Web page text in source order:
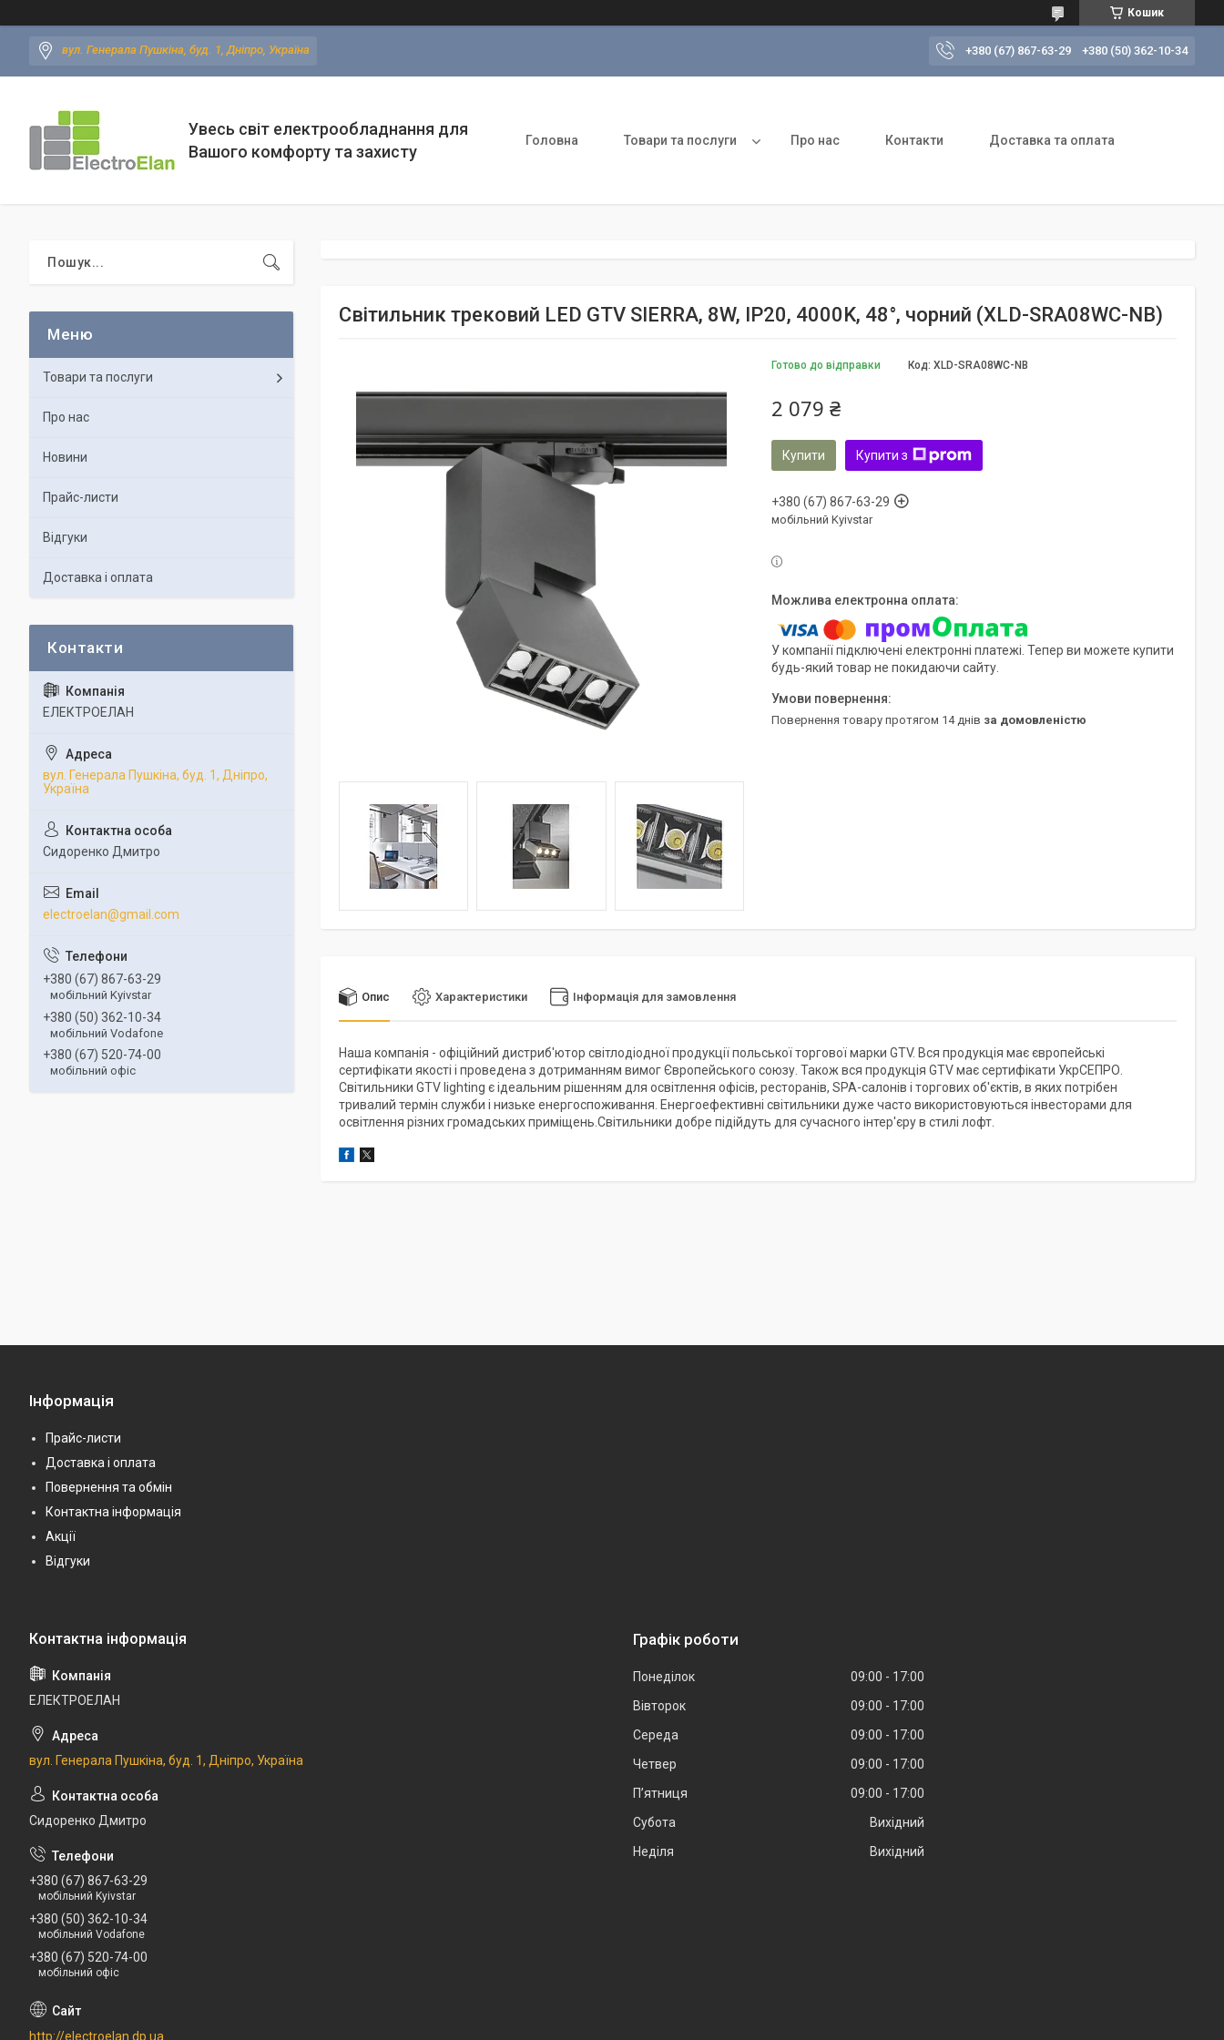
Кошик
вул. Генерала Пушкіна, буд. 1, Дніпро, Україна +380 (67) 867-63-29 +380 (50) 362-10-34
Увесь світ електрообладнання для
Вашого комфорту та захисту
Головна Товари та послуги Про нас Контакти Доставка та оплата
Світильник трековий LED GTV SIERRA, 8W, IP20, 4000K, 48°, чорний (XLD-SRA08WC-NB)
Готово до відправки Код: XLD-SRA08WC-NB
2 079 ₴
Купити Купити з
+380 (67) 867-63-29
мобільний Kyivstar
У компанії підключені електронні платежі. Тепер ви можете купити
будь-який товар не покидаючи сайту.
повернення товару протягом 14 днів за домовленістю
Опис Характеристики Інформація для замовлення
Наша компанія - офіційний дистриб'ютор світлодіодної продукції польської торгової марки GTV. Вся продукція має європейські
сертифікати якості і проведена з дотриманням вимог Європейського союзу. Також вся продукція GTV має сертифікати УкрСЕПРО.
Світильники GTV lighting є ідеальним рішенням для освітлення офісів, ресторанів, SPA-салонів і торгових об'єктів, в яких потрібен
тривалий термін служби і низьке енергоспоживання. Енергоефективні світильники дуже часто використовуються інвесторами для
освітлення різних громадських приміщень.Світильники добре підійдуть для сучасного інтер'єру в стилі лофт.
Товари та послуги
Про нас
Новини
Прайс-листи
Відгуки
Доставка і оплата
ЕЛЕКТРОЕЛАН
вул. Генерала Пушкіна, буд. 1, Дніпро,
Україна
Сидоренко Дмитро
electroelan@gmail.com
+380 (67) 867-63-29
мобільний Kyivstar
+380 (50) 362-10-34
мобільний Vodafone
+380 (67) 520-74-00
мобільний офіс
Інформація
Прайс-листи
Доставка і оплата
Повернення та обмін
Контактна інформація
Акції
Відгуки
ЕЛЕКТРОЕЛАН
вул. Генерала Пушкіна, буд. 1, Дніпро, Україна
Сидоренко Дмитро
+380 (67) 867-63-29
мобільний Kyivstar
+380 (50) 362-10-34
мобільний Vodafone
+380 (67) 520-74-00
мобільний офіс
http://electroelan.dp.ua
Графік роботи
Понеділок 09:00
17:00
Вівторок
09:00
17:00
Середа
09:00
17:00
Четвер
09:00
17:00
Пʼятниця
09:00
17:00
Субота
Вихідний
Неділя
Вихідний